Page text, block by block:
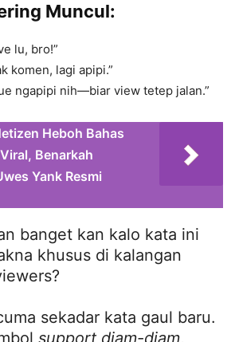
Muncul:
lu, bro!”
komen, lagi apipi.”
ngapipi nih—biar view tetep jalan.”
Heboh Bahas
Benarkah
Yank Resmi
banget kan kalo kata ini
khusus di kalangan
sekadar kata gaul baru.